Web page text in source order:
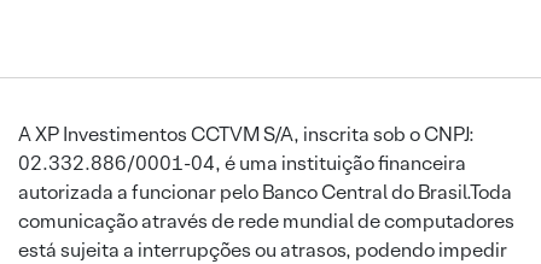
A XP Investimentos CCTVM S/A, inscrita sob o CNPJ:
02.332.886/0001-04, é uma instituição financeira
autorizada a funcionar pelo Banco Central do Brasil.Toda
comunicação através de rede mundial de computadores
está sujeita a interrupções ou atrasos, podendo impedir